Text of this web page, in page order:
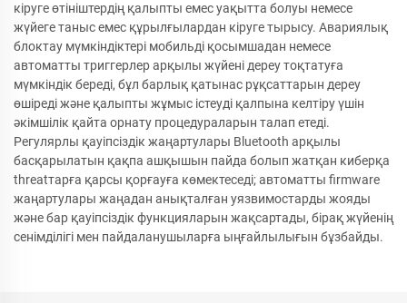
кіруге өтініштердің қалыпты емес уақытта болуы немесе
жүйеге таныс емес құрылғылардан кіруге тырысу. Авариялық
блоктау мүмкіндіктері мобильді қосымшадан немесе
автоматты триггерлер арқылы жүйені дереу тоқтатуға
мүмкіндік береді, бұл барлық қатынас рұқсаттарын дереу
өшіреді және қалыпты жұмыс істеуді қалпына келтіру үшін
әкімшілік қайта орнату процедураларын талап етеді.
Регулярлы қауіпсіздік жаңартулары Bluetooth арқылы
басқарылатын қақпа ашқышын пайда болып жатқан киберқа
threatтарға қарсы қорғауға көмектеседі; автоматты firmware
жаңартулары жаңадан анықталған уязвимостарды жояды
және бар қауіпсіздік функцияларын жақсартады, бірақ жүйенің
сенімділігі мен пайдаланушыларға ыңғайлылығын бұзбайды.